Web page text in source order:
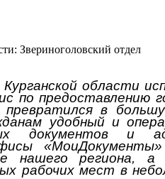
Звериноголовский отдел
области
по предоставлению
превратился в
удобный и
документов и
нашего региона, а
рабочих мест в